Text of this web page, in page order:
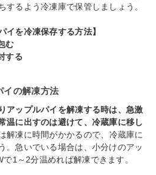
するよう冷凍庫で保管しましょう。
イを冷凍保存する方法】
む
する
イの解凍方法
アップルパイを解凍する時は、急激
温に出すのは避けて、冷蔵庫に移し
解凍に時間がかかるので、冷蔵庫に
。急いでいる場合は、小分けのアッ
1～2分温めれば解凍できます。